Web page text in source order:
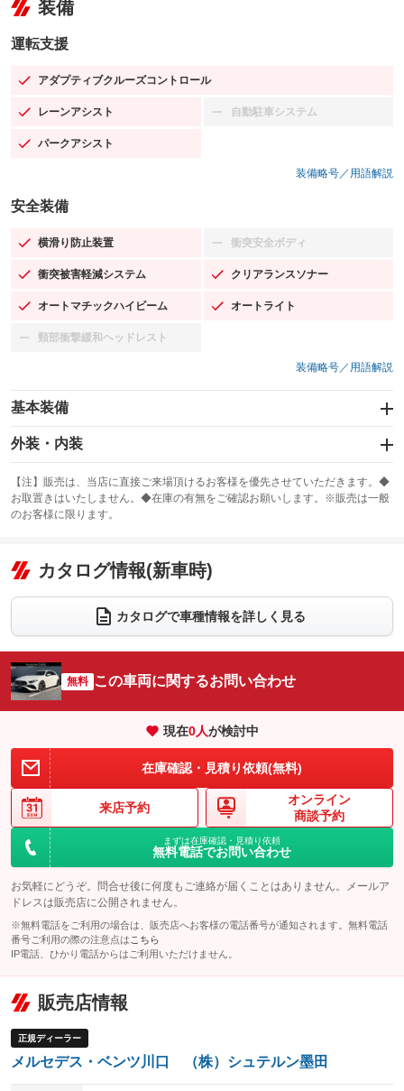
装備
運転支援
アダプティブクルーズコントロール
：装備あり
レーンアシスト
：装備あり 自動駐車システム
：装備なし
パークアシスト
：装備あり
装備略号／用語解説
安全装備
横滑り防止装置
：装備あり 衝突安全ボディ
：装備なし
衝突被害軽減システム
：装備あり クリアランスソナー
：装備あり
オートマチックハイビーム
：装備あり オートライト
：装備あり
頸部衝撃緩和ヘッドレスト
：装備なし
装備略号／用語解説
基本装備
エアバッグ：運転席/助手席/サイド
：装備あり
：装備なし
サンルーフ
：装備なし ABS
リフトアップ
：装備なし
ダウンヒルアシストコントロール
パワーウィンドウ
：装備あり ：装備なし
アイドリングストップ
：装備あり
USB入力端子
：装備あり Bluetooth接続
クリーンディーゼル
：装備あり
センターデフロック
：装備なし
レンタカーアップ
：装備なし 展示・試乗車
：装備なし
電動格納ミラー
：装備あり
外装・内装
カーナビ：HDDナビ
：装備あり
TV：フルセグ
：装備あり
ビジュアル
：装備なし
革シート
：装備なし ハーフレザーシート
：装備なし
キーレス
：装備あり ：装備あり
HID(キセノンライト)
：装備なし
ETC2.0
：装備あり
エアロ
：装備あり スマートキー
：装備あり
ローダウン
：装備なし ランフラットタイヤ
：装備なし
：装備あり ：装備なし
ベンチシート
：装備なし フルフラットシート
：装備なし
チップアップシート
：装備なし オットマン
：装備なし
電動格納サードシート
：装備なし シートヒーター
：装備あり
ウォークスルー
：装備なし ：装備なし
シートエアコン
サイドカメラ
：装備あり
【注】販売は、当店に直接ご来場頂けるお客様を優先させていただきます。◆
お取置きはいたしません。◆在庫の有無をご確認お願いします。※販売は一般
のお客様に限ります。
カタログ情報(新車時)
カタログで車種情報を詳しく見る
無料 この車両に関するお問い合わせ
現在0人が検討中
在庫確認・見積り依頼(無料)
来店予約
オンライン
商談予約
まずは在庫確認・見積り依頼
無料電話でお問い合わせ
お気軽にどうぞ。問合せ後に何度もご連絡が届くことはありません。メールア
ドレスは販売店に公開されません。
※無料電話をご利用の場合は、販売店へお客様の電話番号が通知されます。無料電話
番号ご利用の際の注意点は こちら
IP電話、ひかり電話からはご利用いただけません。
販売店情報
正規ディーラー
メルセデス・ベンツ川口 （株）シュテルン墨田